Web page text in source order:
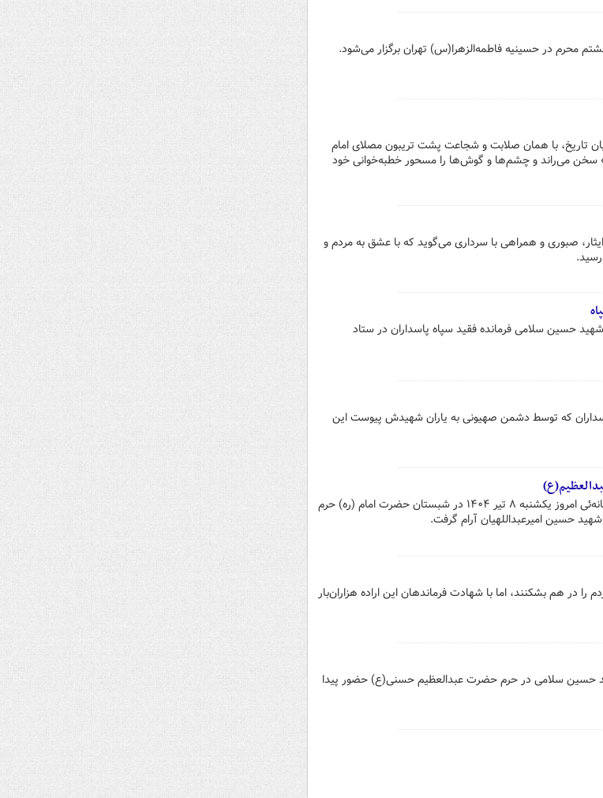
در حسینیه فاطمه‌الزهرا(س) تهران برگزار می‌شود.
تاریخ، با همان صلابت و شجاعت پشت تریبون مصلای امام
سخن می‌راند و چشم‌ها و گوش‌ها را مسحور خطبه‌خوانی خود
صبوری و همراهی با سرداری می‌گوید که با عشق به مردم و
حسین سلامی فرمانده فقید سپاه پاسداران در ستاد
که توسط دشمن صهیونی به یاران شهیدش پیوست این
پیکر مطهر شهیدان سپهبد حسین سلامی و سردار مسعود شانه‌ئی امروز یکشنبه ۸ تیر ۱۴۰۴ در شبستان حضرت امام (ره) حرم
حسین امیرعبداللهیان آرام گرفت.
در هم بشکنند، اما با شهادت فرماندهان‌ این اراده هزاران‌بار
حسین سلامی در حرم حضرت عبدالعظیم حسنی(ع) حضور پیدا